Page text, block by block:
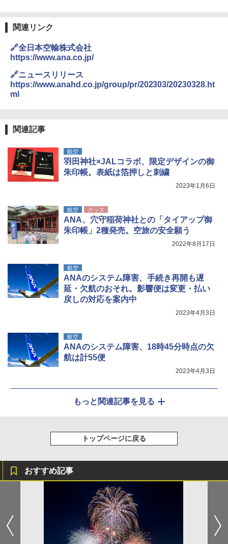
関連リンク
🔗全日本空輸株式会社
https://www.ana.co.jp/
🔗ニュースリリース
https://www.anahd.co.jp/group/pr/202303/20230328.ht
ml
関連記事
航空
羽田神社×JALコラボ、限定デザインの御
朱印帳。表紙は箔押しと刺繍
2023年1月6日
航空 グッズ
ANA、穴守稲荷神社との「タイアップ御
朱印帳」2種発売。空旅の安全願う
2022年8月17日
航空
ANAのシステム障害、手続き再開も遅
延・欠航のおそれ。影響便は変更・払い
戻しの対応を案内中
2023年4月3日
航空
ANAのシステム障害、18時45分時点の欠
航は計55便
2023年4月3日
もっと関連記事を見る
トップページに戻る
おすすめ記事